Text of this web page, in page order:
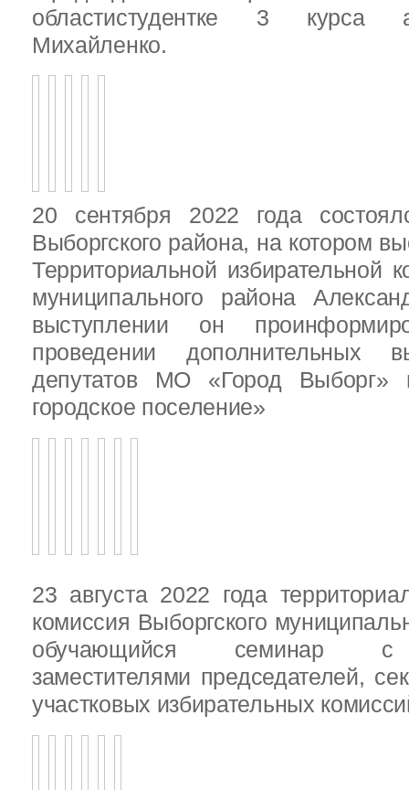
областистудентке 3 курса
Михайленко.
20 сентября 2022 года
Выборгского района, на котором
Территориальной избирательной
муниципального района
выступлении он
проведении дополнительных
депутатов МО «Город
городское поселение»
23 августа 2022 года
комиссия Выборгского
обучающийся семинар с
заместителями председателей,
участковых избирательных